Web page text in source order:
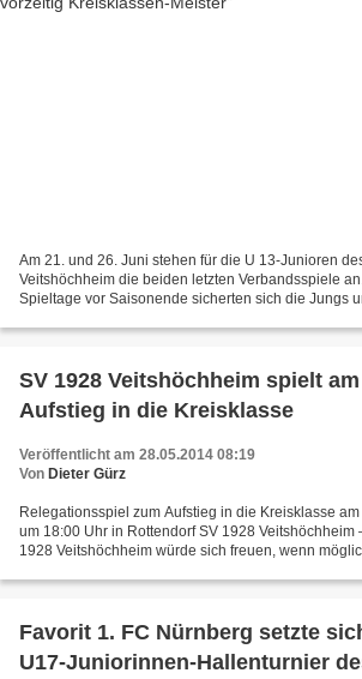
Am 21. und 26. Juni stehen für die U 13-Junioren
Veitshöchheim die beiden letzten Verbandsspiele
Spieltage vor Saisonende sicherten sich die Jungs
SV 1928 Veitshöchheim spielt
Aufstieg in die Kreisklasse
Veröffentlicht am 28.05.2014 08:19
Von Dieter Gürz
Relegationsspiel zum Aufstieg in die Kreisklasse
um 18:00 Uhr in Rottendorf SV 1928 Veitshöchheim
1928 Veitshöchheim würde sich freuen, wenn
Favorit 1. FC Nürnberg setzte
U17-Juniorinnen-Hallenturnier